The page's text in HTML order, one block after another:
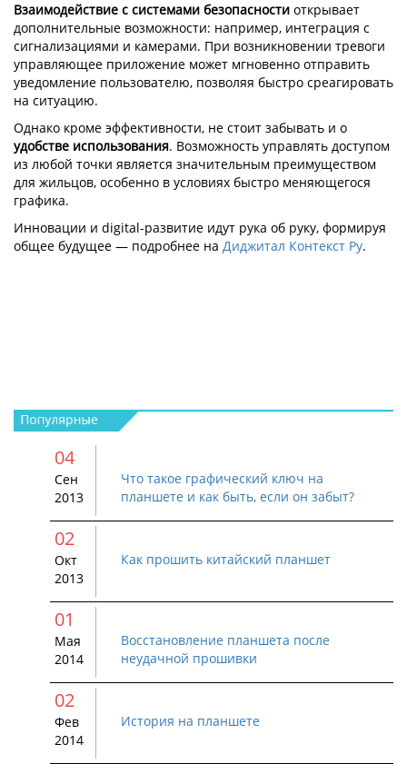
Взаимодействие с системами безопасности открывает
дополнительные возможности: например, интеграция с
сигнализациями и камерами. При возникновении тревоги
управляющее приложение может мгновенно отправить
уведомление пользователю, позволяя быстро среагировать
на ситуацию.
Однако кроме эффективности, не стоит забывать и о
удобстве использования. Возможность управлять доступом
из любой точки является значительным преимуществом
для жильцов, особенно в условиях быстро меняющегося
графика.
Инновации и digital-развитие идут рука об руку, формируя
общее будущее — подробнее на Диджитал Контекст Ру.
04
Сен
2013
Что такое графический ключ на
планшете и как быть, если он забыт?
02
Окт
2013
Как прошить китайский планшет
01
Мая
2014
Восстановление планшета после
неудачной прошивки
02
Фев
2014
История на планшете